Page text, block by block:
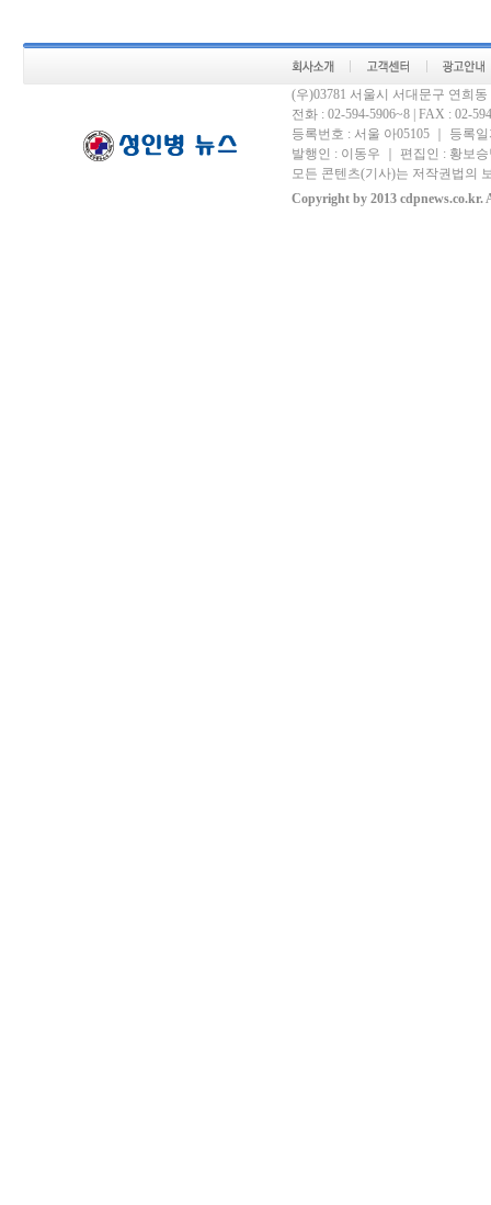
(우)03781 서울시 서대문구 연희
전화 : 02-594-5906~8 | FAX : 02-
등록번호 : 서울 아05105 ｜ 등록
발행인 : 이동우 ｜ 편집인 : 황보
모든 콘텐츠(기사)는 저작권법의
Copyright by 2013 cdpnews.co.kr.